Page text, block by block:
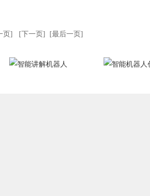
页] [下一页] [最后一页]